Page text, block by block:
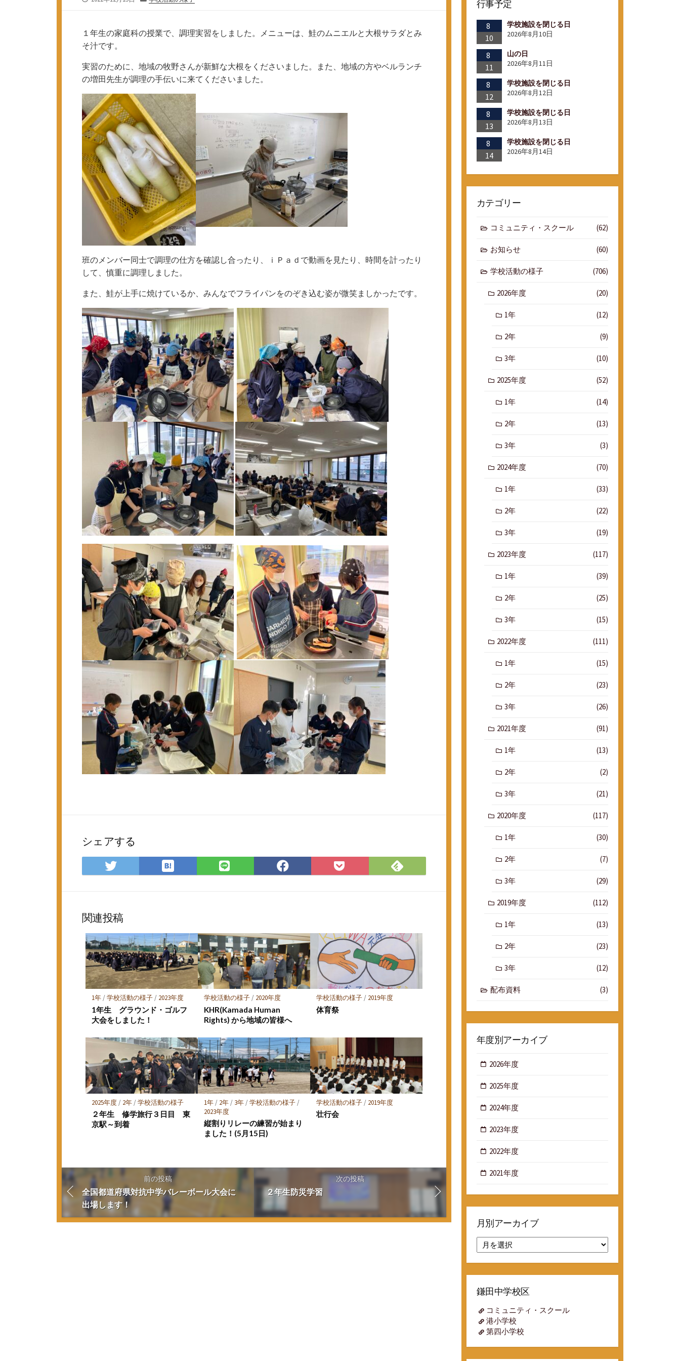
リ
ー
１年生の家庭科の授業で、調理実習をしました。メニューは、鮭のムニエルと大根サラダとみ
そ汁です。
実習のために、地域の牧野さんが新鮮な大根をくださいました。また、地域の方やベルランチ
の増田先生が調理の手伝いに来てくださいました。
班のメンバー同士で調理の仕方を確認し合ったり、ｉＰａｄで動画を見たり、時間を計ったり
して、慎重に調理しました。
また、鮭が上手に焼けているか、みんなでフライパンをのぞき込む姿が微笑ましかったです。
シェアする
Twitter
で
ア
は
て
マ
ー
ク
に
保
存
LINE
で
Facebook
で
Pocket
に
Feedly
で
関連投稿
1年/学校活動の様子/ 2023年度
1年生 グラウンド・ゴルフ
大会をしました！
学校活動の様子/ 2020年度
KHR(Kamada Human
Rights) から地域の皆様へ
学校活動の様子/ 2019年度
体育祭
2025年度/ 2年/学校活動の様子
２年生 修学旅行３日目 東
京駅～到着
1年/ 2年/ 3年/学校活動の様子/
2023年度
縦割りリレーの練習が始まり
ました！(5月15日)
学校活動の様子/ 2019年度
壮行会
前の投稿
全国都道府県対抗中学バレーボール大会に
出場します！
次の投稿
２年生防災学習
行事予定
8
10
学校施設を閉じる日
2026年8月10日
8
11
山の日
2026年8月11日
8
12
学校施設を閉じる日
2026年8月12日
8
13
学校施設を閉じる日
2026年8月13日
8
14
学校施設を閉じる日
2026年8月14日
カテゴリー
コミュニティ・スクール (62)
お知らせ (60)
学校活動の様子 (706)
2026年度 (20)
1年 (12)
2年 (9)
3年 (10)
2025年度 (52)
1年 (14)
2年 (13)
3年 (3)
2024年度 (70)
1年 (33)
2年 (22)
3年 (19)
2023年度 (117)
1年 (39)
2年 (25)
3年 (15)
2022年度 (111)
1年 (15)
2年 (23)
3年 (26)
2021年度 (91)
1年 (13)
2年 (2)
3年 (21)
2020年度 (117)
1年 (30)
2年 (7)
3年 (29)
2019年度 (112)
1年 (13)
2年 (23)
3年 (12)
配布資料 (3)
年度別アーカイブ
2026年度
2025年度
2024年度
2023年度
2022年度
2021年度
月別アーカイブ
別
ア
ー
イ
鎌田中学校区
コミュニティ・スクール
港小学校
第四小学校